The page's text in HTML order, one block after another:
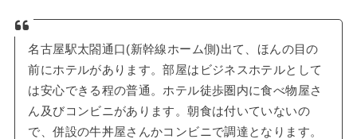
名古屋駅太閤通口(新幹線ホーム側)出て、ほんの目の
前にホテルがあります。部屋はビジネスホテルとして
は安心できる程の普通。ホテル徒歩圏内に食べ物屋さ
ん及びコンビニがあります。朝食は付いていないの
で、併設の牛丼屋さんかコンビニで調達となります。